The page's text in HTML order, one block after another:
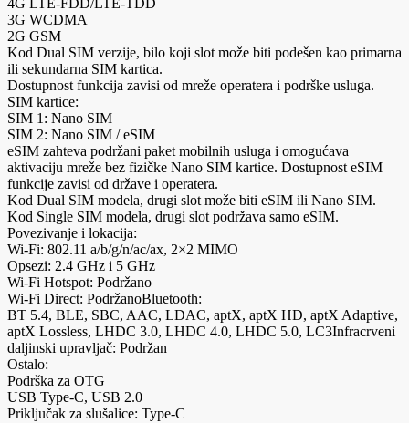
3G WCDMA
2G GSM
Kod Dual SIM verzije, bilo koji slot može biti podešen kao primarna
ili sekundarna SIM kartica.
Dostupnost funkcija zavisi od mreže operatera i podrške usluga.
SIM kartice:
SIM 1: Nano SIM
SIM 2: Nano SIM / eSIM
eSIM zahteva podržani paket mobilnih usluga i omogućava
aktivaciju mreže bez fizičke Nano SIM kartice. Dostupnost eSIM
funkcije zavisi od države i operatera.
Kod Dual SIM modela, drugi slot može biti eSIM ili Nano SIM.
Kod Single SIM modela, drugi slot podržava samo eSIM.
Povezivanje i lokacija:
Wi-Fi: 802.11 a/b/g/n/ac/ax, 2×2 MIMO
Opsezi: 2.4 GHz i 5 GHz
Wi-Fi Hotspot: Podržano
Wi-Fi Direct: PodržanoBluetooth:
BT 5.4, BLE, SBC, AAC, LDAC, aptX, aptX HD, aptX Adaptive,
aptX Lossless, LHDC 3.0, LHDC 4.0, LHDC 5.0, LC3Infracrveni
daljinski upravljač: Podržan
Ostalo:
Podrška za OTG
USB Type-C, USB 2.0
Priključak za slušalice: Type-C